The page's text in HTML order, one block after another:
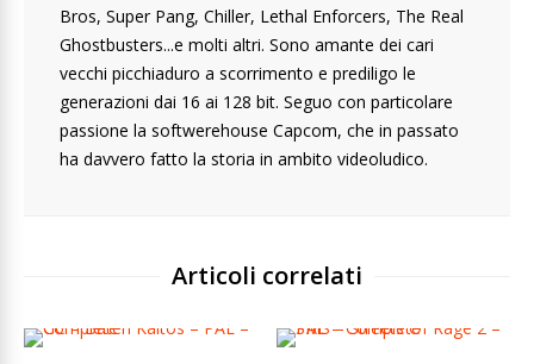
Bros, Super Pang, Chiller, Lethal Enforcers, The Real
Ghostbusters...e molti altri. Sono amante dei cari
vecchi picchiaduro a scorrimento e prediligo le
generazioni dai 16 ai 128 bit. Seguo con particolare
passione la softwerehouse Capcom, che in passato
ha davvero fatto la storia in ambito videoludico.
Articoli correlati